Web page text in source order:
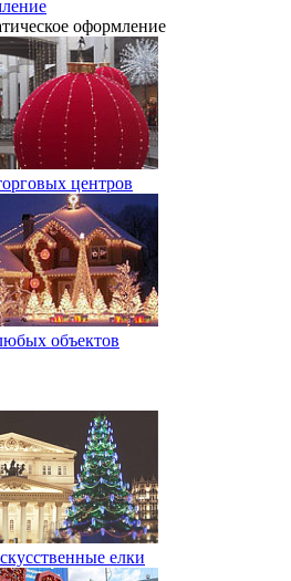
оформление
центров
объектов
елки